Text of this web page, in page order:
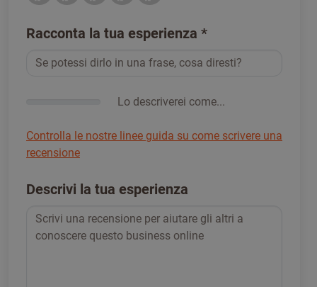
Racconta la tua esperienza *
Lo descriverei come...
Controlla le nostre linee guida su come scrivere una
recensione
Descrivi la tua esperienza